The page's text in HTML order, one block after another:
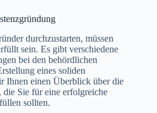
durchzustarten, müssen
sein. Es gibt verschiedene
bei den behördlichen
eines soliden
Ihnen einen Überblick über die
die Sie für eine erfolgreiche
sollten.